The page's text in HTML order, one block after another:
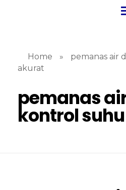
Home »
pemanas air
akurat
pemanas
kontrol